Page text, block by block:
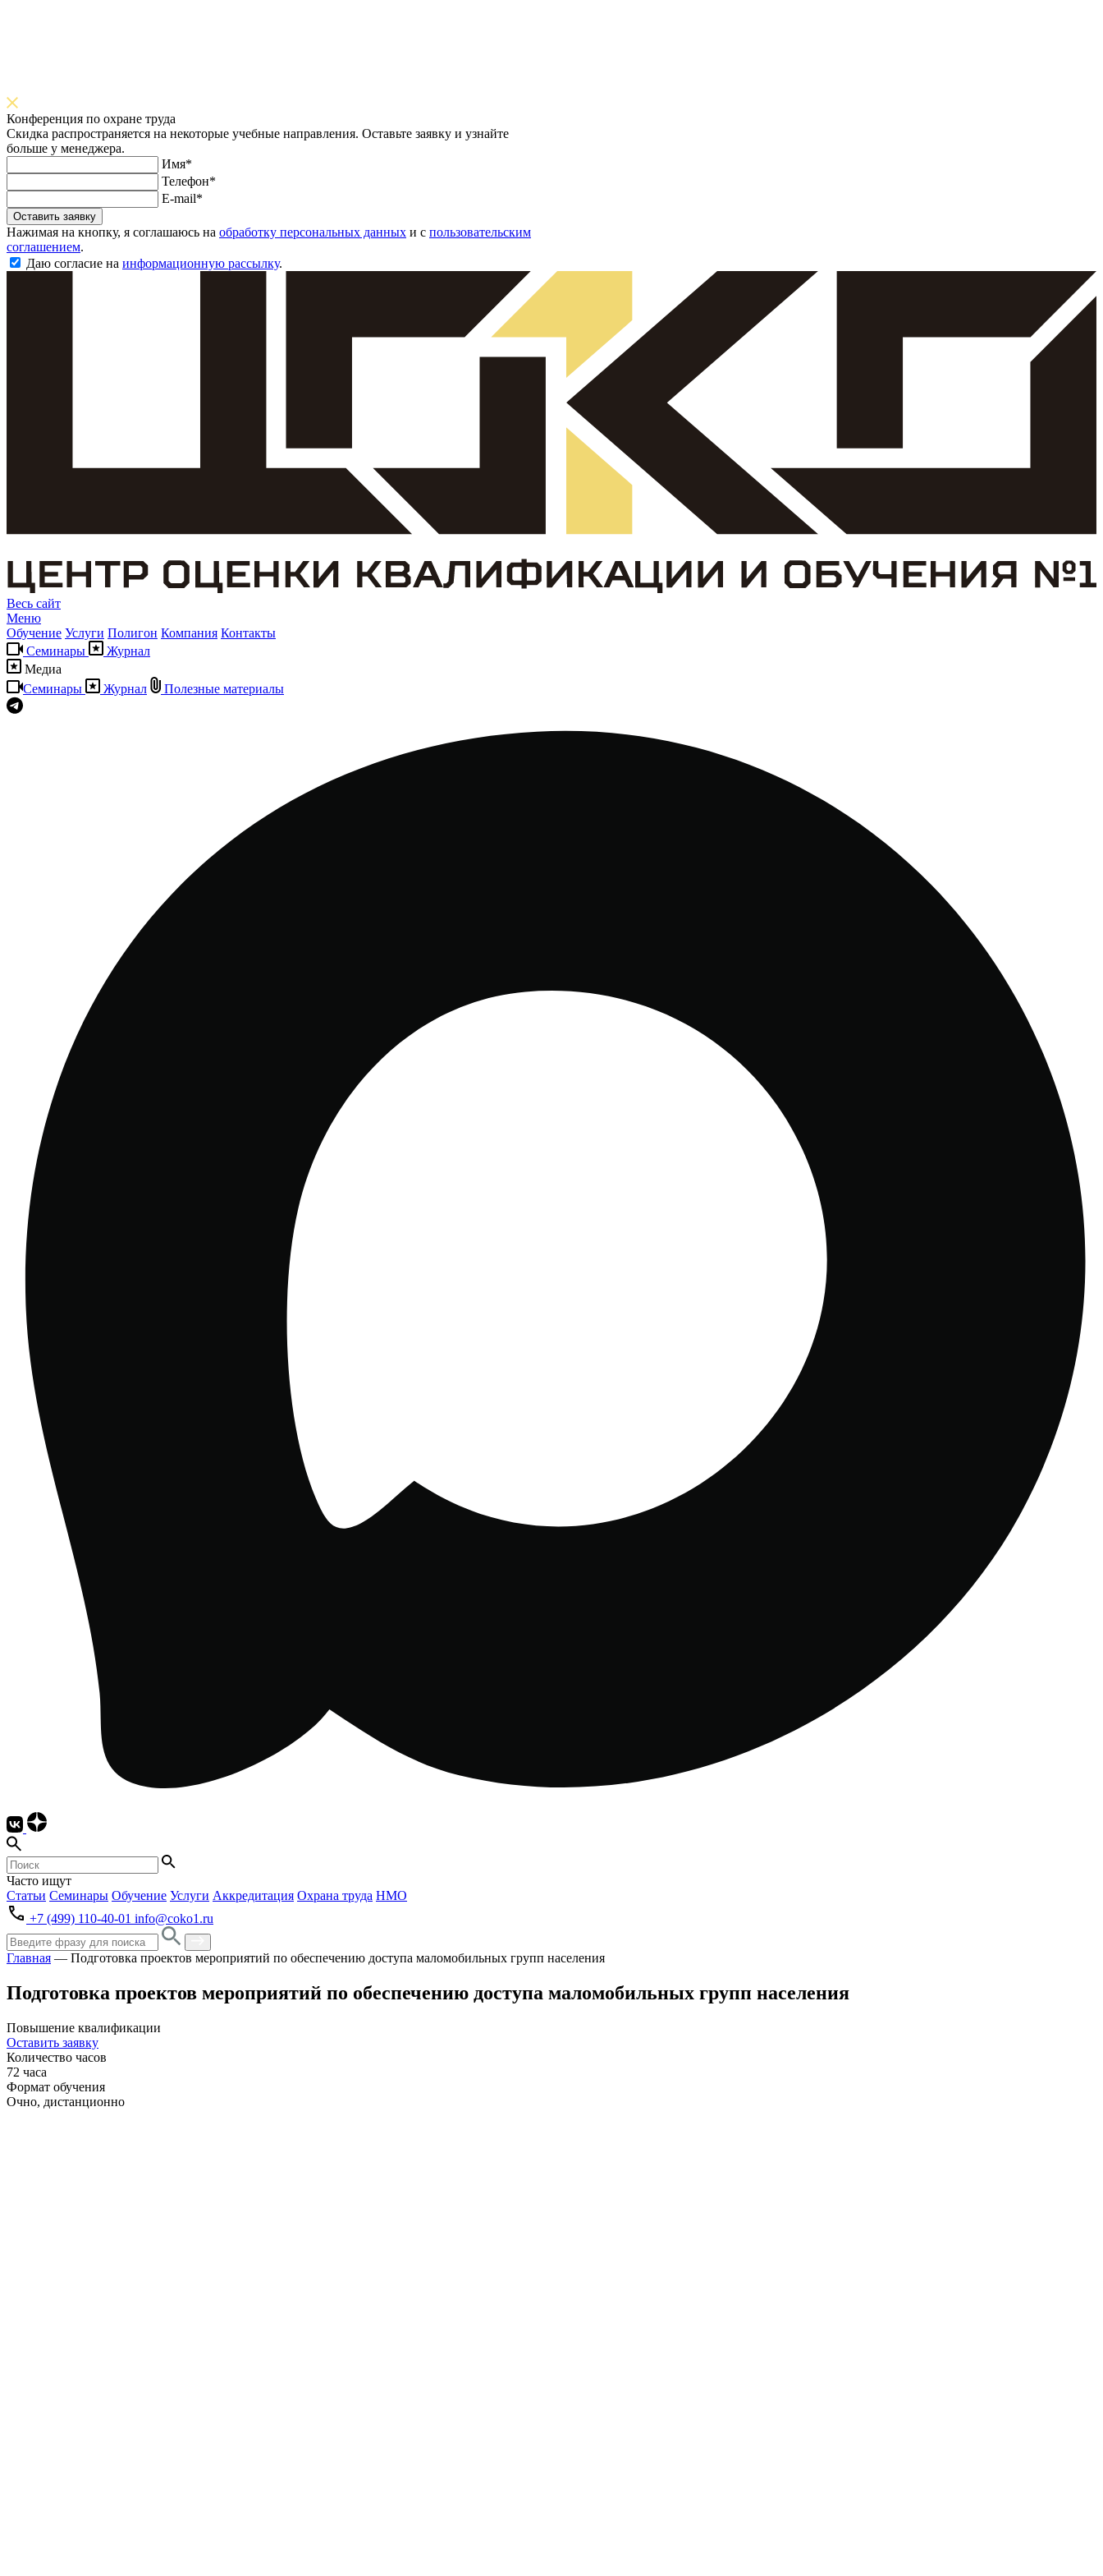
Конференция по охране труда
Скидка распространяется на некоторые учебные направления. Оставьте заявку и узнайте
больше у менеджера.
Имя*
Телефон*
E-mail*
Оставить заявку
Нажимая на кнопку, я соглашаюсь на обработку персональных данных и с пользовательским
соглашением.
Даю согласие на информационную рассылку.
Весь сайт
Меню
Обучение Услуги Полигон Компания Контакты
Семинары
Журнал
Медиа
Семинары
Журнал Полезные материалы
Часто ищут
Статьи Семинары Обучение Услуги Аккредитация Охрана труда НМО
+7 (499) 110-40-01 info@coko1.ru
Главная — Подготовка проектов мероприятий по обеспечению доступа маломобильных групп населения
Подготовка проектов мероприятий по обеспечению доступа маломобильных групп населения
Повышение квалификации
Оставить заявку
Количество часов
72 часа
Формат обучения
Очно, дистанционно